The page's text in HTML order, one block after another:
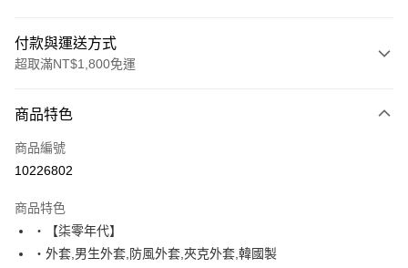
付款與運送方式
超取滿NT$1,800免運
信用卡一次付款
超商取貨付款
Apple Pay
街口支付
商品特色
商品編號
10226802
商品特色
‧【柒零年代】
‧外套,男生外套,防風外套,夾克外套,韓國製